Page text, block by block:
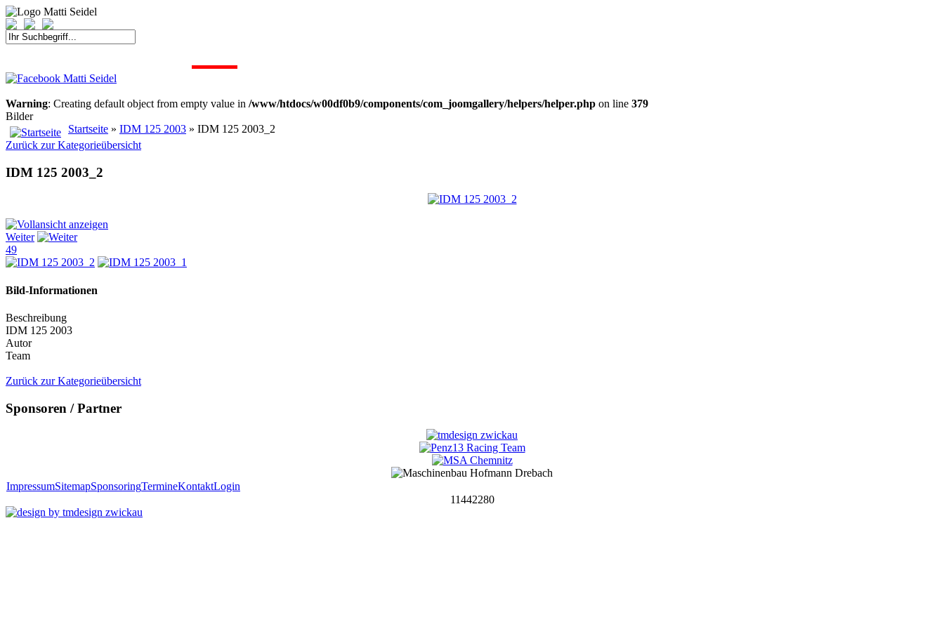
Warning: Creating default object from empty value in /www/htdocs/w00df0b9/components/com_joomgallery/helpers/helper.php on line 379
Bilder
Startseite » IDM 125 2003 » IDM 125 2003_2
Zurück zur Kategorieübersicht
IDM 125 2003_2
Weiter
49
Bild-Informationen
Beschreibung
IDM 125 2003
Autor
Team
Zurück zur Kategorieübersicht
Sponsoren / Partner
ImpressumSitemapSponsoringTermineKontaktLogin
11442280